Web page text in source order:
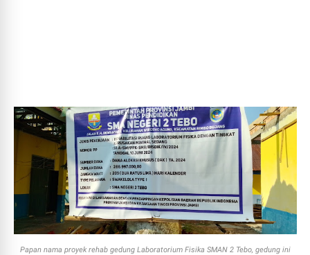
Papan nama proyek rehab gedung Laboratorium Fisika SMAN 2 Tebo, gedung ini